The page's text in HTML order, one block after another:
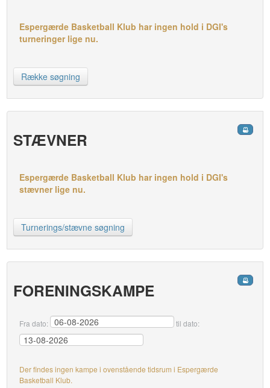
Espergærde Basketball Klub har ingen hold i DGI's
turneringer lige nu.
Række søgning
STÆVNER
Espergærde Basketball Klub har ingen hold i DGI's
stævner lige nu.
Turnerings/stævne søgning
FORENINGSKAMPE
Fra dato: til dato:
Der findes ingen kampe i ovenstående tidsrum i Espergærde
Basketball Klub.